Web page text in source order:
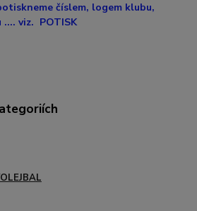
číslem, logem klubu,
.... viz. POTISK